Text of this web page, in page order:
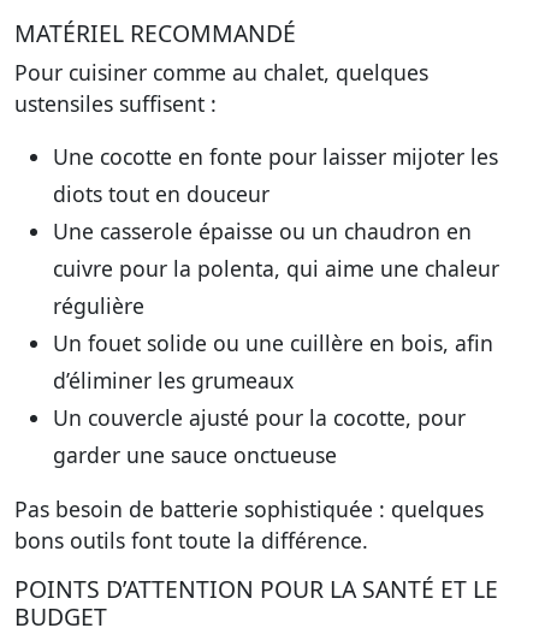
MATÉRIEL RECOMMANDÉ
Pour cuisiner comme au chalet, quelques
ustensiles suffisent :
Une cocotte en fonte pour laisser mijoter les
diots tout en douceur
Une casserole épaisse ou un chaudron en
cuivre pour la polenta, qui aime une chaleur
régulière
Un fouet solide ou une cuillère en bois, afin
d’éliminer les grumeaux
Un couvercle ajusté pour la cocotte, pour
garder une sauce onctueuse
Pas besoin de batterie sophistiquée : quelques
bons outils font toute la différence.
POINTS D’ATTENTION POUR LA SANTÉ ET LE
BUDGET